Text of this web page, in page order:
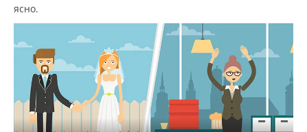
ясно.